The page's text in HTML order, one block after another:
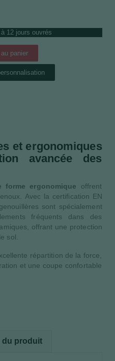
12 jours ouvrés
panier
et ergonomiques
avancée des
forme ergonomique offrent
Avec la certification EN
sont spécialement
fréquents dans des
offrant une protection
sol.
répartition de la force,
et une coupe confortable
du produit